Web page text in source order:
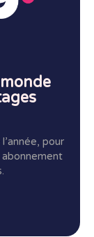
pour